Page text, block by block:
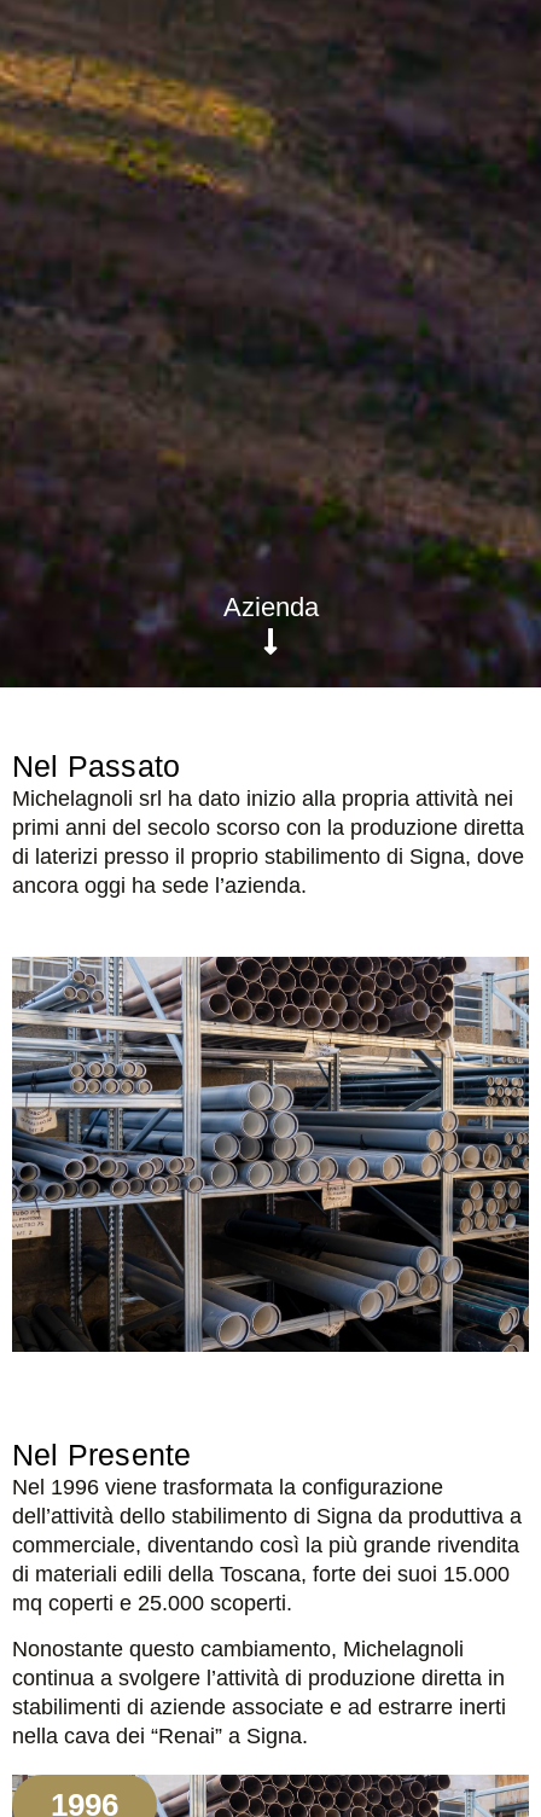
Azienda
Nel Passato
Michelagnoli srl ha dato inizio alla propria attività nei
primi anni del secolo scorso con la produzione diretta
di laterizi presso il proprio stabilimento di Signa, dove
ancora oggi ha sede l’azienda.
Nel Presente
Nel 1996 viene trasformata la configurazione
dell’attività dello stabilimento di Signa da produttiva a
commerciale, diventando così la più grande rivendita
di materiali edili della Toscana, forte dei suoi 15.000
mq coperti e 25.000 scoperti.
Nonostante questo cambiamento, Michelagnoli
continua a svolgere l’attività di produzione diretta in
stabilimenti di aziende associate e ad estrarre inerti
nella cava dei “Renai” a Signa.
1996